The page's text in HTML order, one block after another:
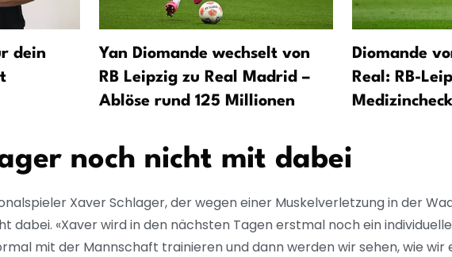
dein
Yan Diomande wechselt von
RB Leipzig zu Real Madrid –
Ablöse rund 125 Millionen
Diomande
Real: RB-
noch nicht mit dabei
Xaver Schlager, der wegen einer Muskelverletzung in der
dabei. «Xaver wird in den nächsten Tagen erstmal noch ein
mit der Mannschaft trainieren und dann werden wir sehen, wie wir